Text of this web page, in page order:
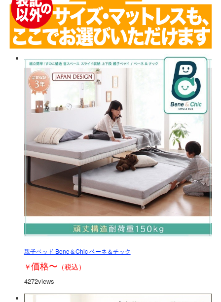
親子ベッド Bene＆Chic ベーネ＆チック
￥価格〜 （税込）
4272views